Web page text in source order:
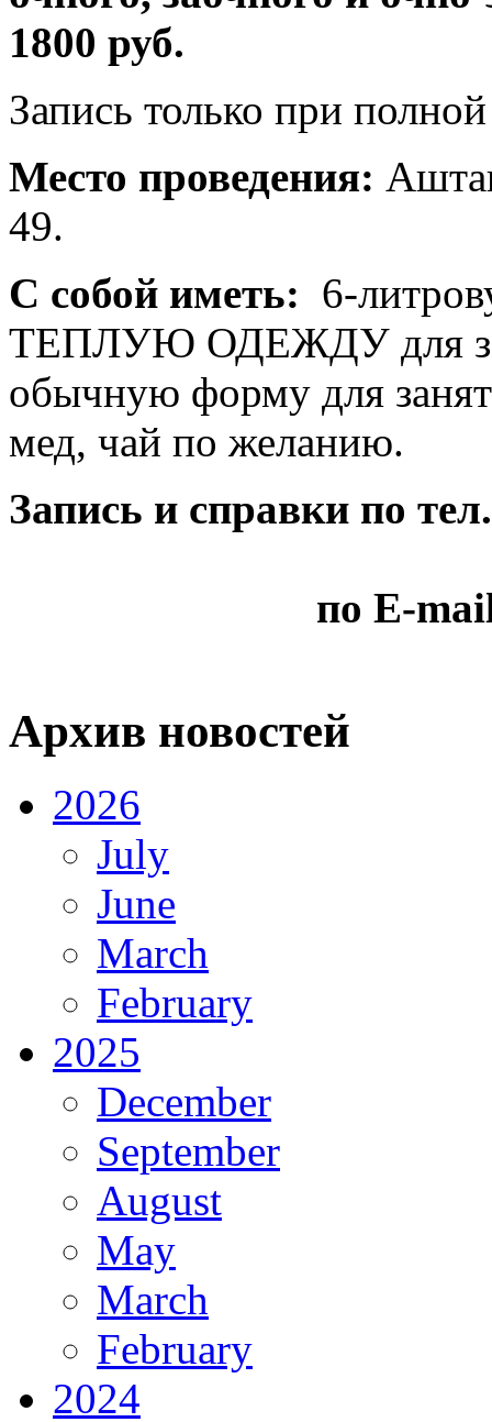
1800 руб.
Запись только при
Место проведения:
49.
С собой иметь: 6-
ТЕПЛУЮ ОДЕЖДУ для
обычную форму для
мед, чай по желанию.
Запись и справки по
по E-
Архив новостей
2026
July
June
March
February
2025
December
September
August
May
March
February
2024